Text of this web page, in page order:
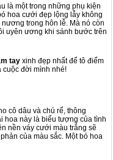
là một trong những phụ kiện
hoa cưới đẹp lộng lẫy không
trong hôn lễ. Mà nó còn
uyên ương khi sánh bước trên
tay xinh đẹp nhất để tô điểm
cuộc đời mình nhé!
cô dâu và chú rể, thông
hoa này là biểu tượng của tình
nền váy cưới màu trắng sẽ
của màu sắc. Một bó hoa